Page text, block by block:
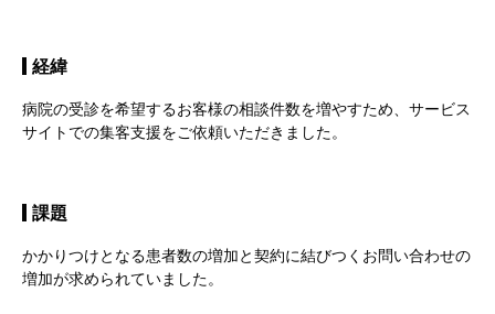
経緯
病院の受診を希望するお客様の相談件数を増やすため、サービス
サイトでの集客支援をご依頼いただきました。
課題
かかりつけとなる患者数の増加と契約に結びつくお問い合わせの
増加が求められていました。